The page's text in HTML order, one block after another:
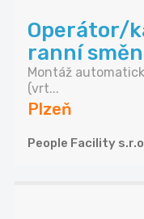
Operátor/
ranní
Montáž
(vrt...
Plzeň
People Facility